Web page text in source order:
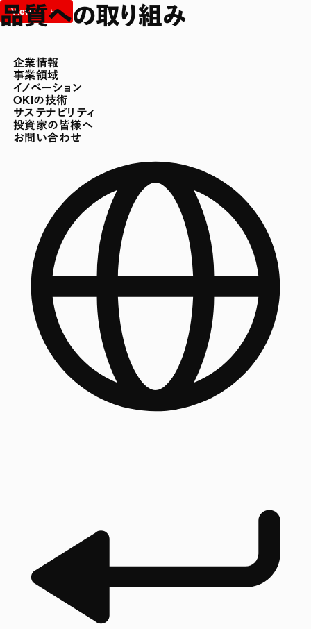
企業情報
事業領域
イノベーション
OKIの技術
サステナビリティ
投資家の皆様へ
お問い合わせ
品質への取り組み